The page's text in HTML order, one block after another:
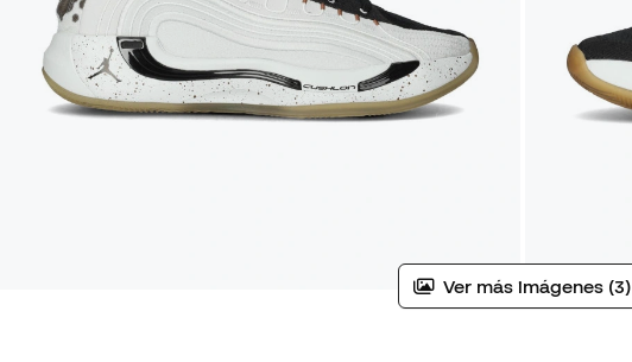
Ver más imágenes (3)